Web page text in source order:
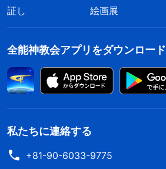
証し
絵画展
全能神教会アプリをダウンロード
私たちに連絡する
+81-90-6033-9775